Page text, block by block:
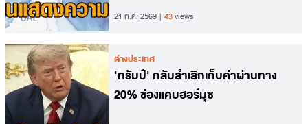
21 ก.ค. 2569 43views
ต่างประเทศ
'ทรัมป์' กลับลำเลิกเก็บค่าผ่านทาง
20% ช่องแคบฮอร์มุซ